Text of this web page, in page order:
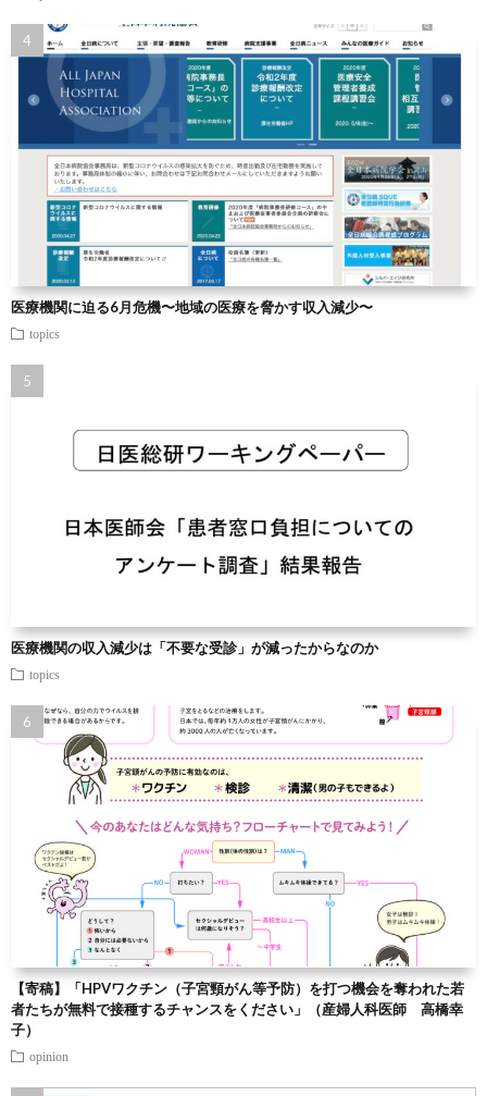
医療機関に迫る6月危機〜地域の医療を脅かす収入減少〜
topics
医療機関の収入減少は「不要な受診」が減ったからなのか
topics
【寄稿】「HPVワクチン（子宮頸がん等予防）を打つ機会を奪われた若
者たちが無料で接種するチャンスをください」（産婦人科医師 高橋幸
子）
opinion